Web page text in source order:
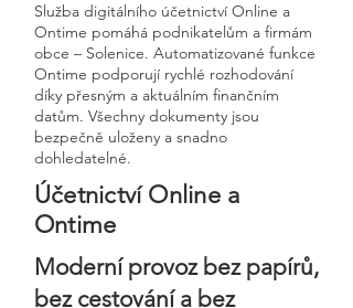
Služba digitálního účetnictví Online a
Ontime pomáhá podnikatelům a firmám
obce – Solenice. Automatizované funkce
Ontime podporují rychlé rozhodování
díky přesným a aktuálním finančním
datům. Všechny dokumenty jsou
bezpečně uloženy a snadno
dohledatelné.
Účetnictví Online a
Ontime
Moderní provoz bez papírů,
bez cestování a bez